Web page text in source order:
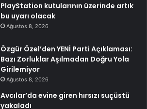
PlayStation kutularının üzerinde artık
bu uyarı olacak
Ağustos 8, 2026
Özgür Özel’den YENİ Parti Açıklaması:
Bazı Zorluklar Aşılmadan Doğru Yola
Girilemiyor
Ağustos 8, 2026
Avcılar’da evine giren hırsızı suçüstü
yakaladı